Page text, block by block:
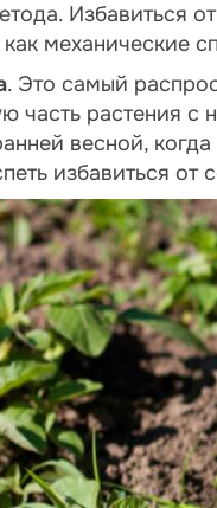
Избавиться
как механические
. Это самый
часть растения с
весной,
избавиться от